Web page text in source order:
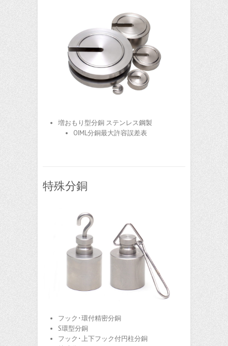
増おもり型分銅 ステンレス鋼製
OIML分銅最大許容誤差表
特殊分銅
フック･環付精密分銅
S環型分銅
フック･上下フック付円柱分銅